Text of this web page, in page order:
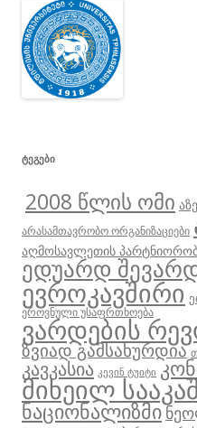
ᲢᲔᲒᲔᲑᲘ
2008 წლის ომი
არასამთავრობო ორგანიზაციები
აღმოსავლეთის
ედუარდ
ევროკავშირი
ეროვნული უსაფრთხოება
ვარდების
ზვიად გამსახურდია
კავკასია კევინ ტუიტი
მიხეილ
ნაციონალიზმი